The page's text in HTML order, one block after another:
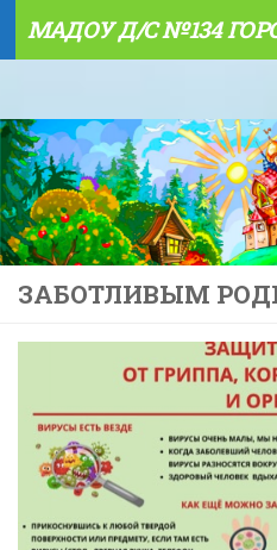
Skip to content
ЗАБОТЛИВЫМ